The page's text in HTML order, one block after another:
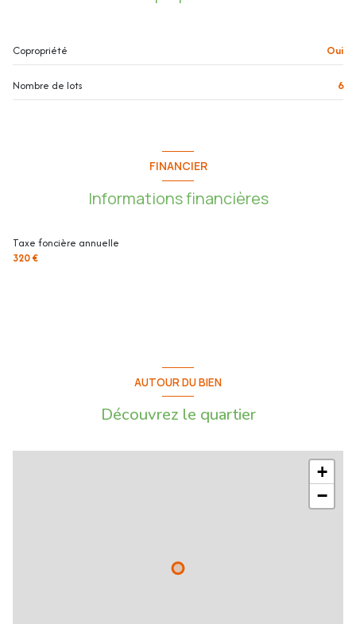
Copropriété Oui
Nombre de lots 6
FINANCIER
Informations financières
Taxe foncière annuelle
320 €
AUTOUR DU BIEN
Découvrez le quartier
+
−